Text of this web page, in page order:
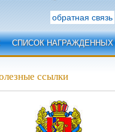
обратная связь
СПИСОК НАГРАЖДЕННЫХ
ссылки